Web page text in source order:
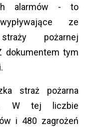
alarmów - to
ze
pożarnej
dokumentem tym
straż pożarna
W tej liczbie
i 480 zagrożeń